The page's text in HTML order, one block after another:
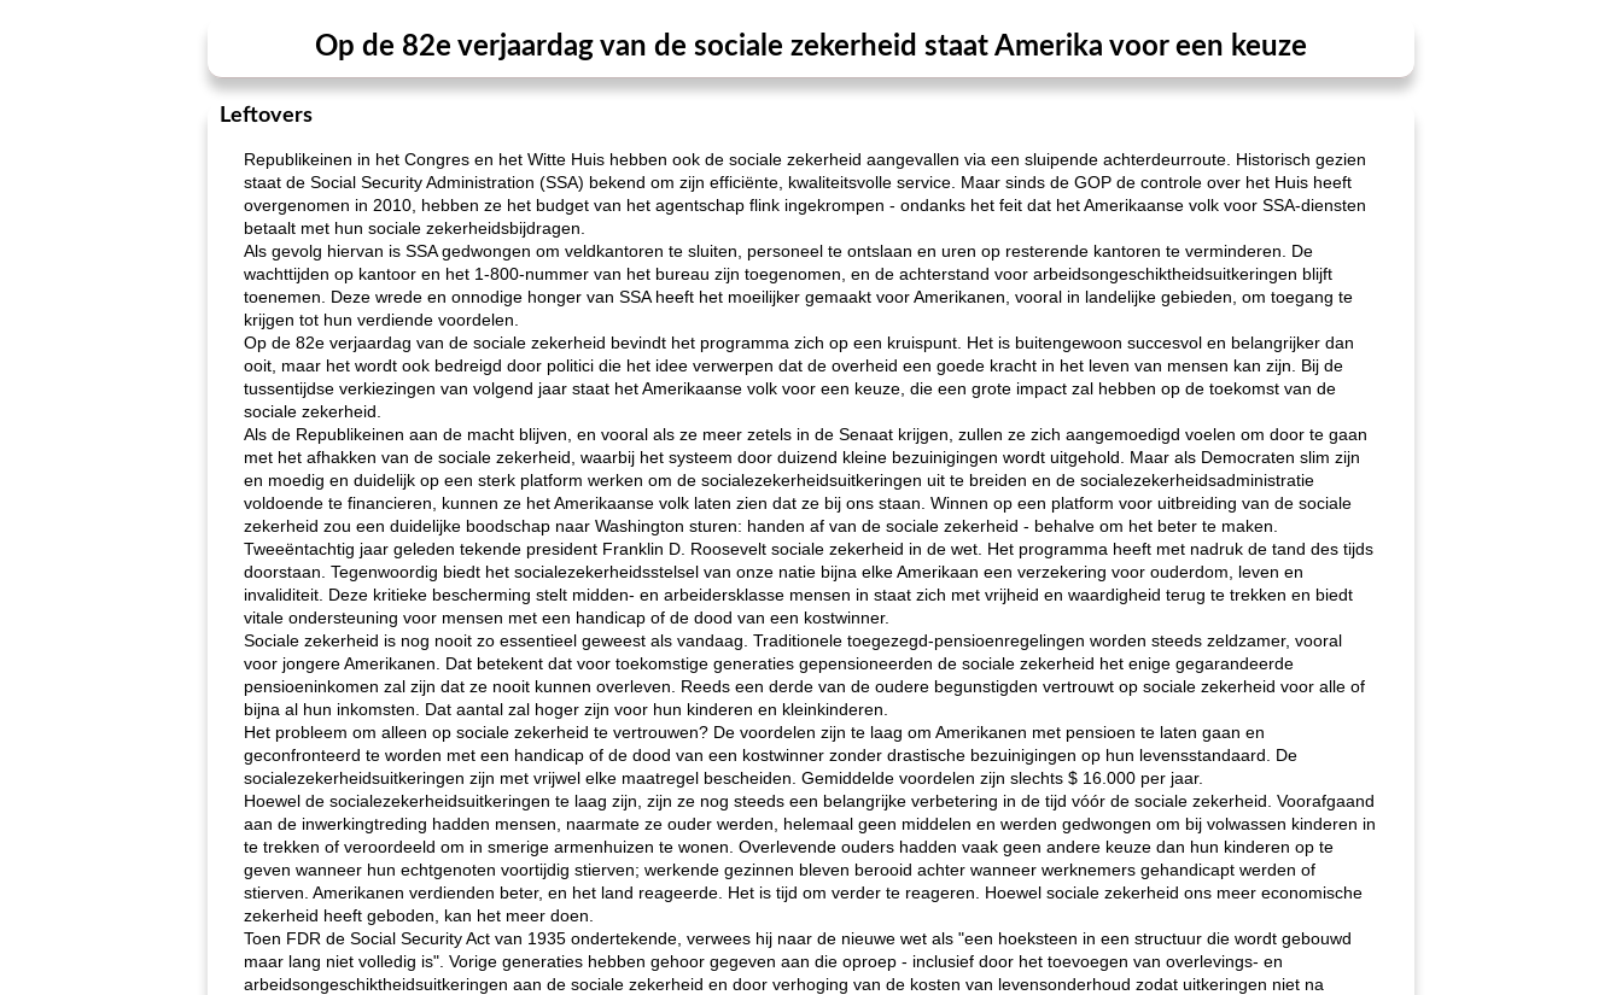
Op de 82e verjaardag van de sociale zekerheid staat Amerika voor een keuze
Leftovers
Republikeinen in het Congres en het Witte Huis hebben ook de sociale zekerheid aangevallen via een sluipende achterdeurroute. Historisch gezien
staat de Social Security Administration (SSA) bekend om zijn efficiënte, kwaliteitsvolle service. Maar sinds de GOP de controle over het Huis heeft
overgenomen in 2010, hebben ze het budget van het agentschap flink ingekrompen - ondanks het feit dat het Amerikaanse volk voor SSA-diensten
betaalt met hun sociale zekerheidsbijdragen.
Als gevolg hiervan is SSA gedwongen om veldkantoren te sluiten, personeel te ontslaan en uren op resterende kantoren te verminderen. De
wachttijden op kantoor en het 1-800-nummer van het bureau zijn toegenomen, en de achterstand voor arbeidsongeschiktheidsuitkeringen blijft
toenemen. Deze wrede en onnodige honger van SSA heeft het moeilijker gemaakt voor Amerikanen, vooral in landelijke gebieden, om toegang te
krijgen tot hun verdiende voordelen.
Op de 82e verjaardag van de sociale zekerheid bevindt het programma zich op een kruispunt. Het is buitengewoon succesvol en belangrijker dan
ooit, maar het wordt ook bedreigd door politici die het idee verwerpen dat de overheid een goede kracht in het leven van mensen kan zijn. Bij de
tussentijdse verkiezingen van volgend jaar staat het Amerikaanse volk voor een keuze, die een grote impact zal hebben op de toekomst van de
sociale zekerheid.
Als de Republikeinen aan de macht blijven, en vooral als ze meer zetels in de Senaat krijgen, zullen ze zich aangemoedigd voelen om door te gaan
met het afhakken van de sociale zekerheid, waarbij het systeem door duizend kleine bezuinigingen wordt uitgehold. Maar als Democraten slim zijn
en moedig en duidelijk op een sterk platform werken om de socialezekerheidsuitkeringen uit te breiden en de socialezekerheidsadministratie
voldoende te financieren, kunnen ze het Amerikaanse volk laten zien dat ze bij ons staan. Winnen op een platform voor uitbreiding van de sociale
zekerheid zou een duidelijke boodschap naar Washington sturen: handen af ​​van de sociale zekerheid - behalve om het beter te maken.
Tweeëntachtig jaar geleden tekende president Franklin D. Roosevelt sociale zekerheid in de wet. Het programma heeft met nadruk de tand des tijds
doorstaan. Tegenwoordig biedt het socialezekerheidsstelsel van onze natie bijna elke Amerikaan een verzekering voor ouderdom, leven en
invaliditeit. Deze kritieke bescherming stelt midden- en arbeidersklasse mensen in staat zich met vrijheid en waardigheid terug te trekken en biedt
vitale ondersteuning voor mensen met een handicap of de dood van een kostwinner.
Sociale zekerheid is nog nooit zo essentieel geweest als vandaag. Traditionele toegezegd-pensioenregelingen worden steeds zeldzamer, vooral
voor jongere Amerikanen. Dat betekent dat voor toekomstige generaties gepensioneerden de sociale zekerheid het enige gegarandeerde
pensioeninkomen zal zijn dat ze nooit kunnen overleven. Reeds een derde van de oudere begunstigden vertrouwt op sociale zekerheid voor alle of
bijna al hun inkomsten. Dat aantal zal hoger zijn voor hun kinderen en kleinkinderen.
Het probleem om alleen op sociale zekerheid te vertrouwen? De voordelen zijn te laag om Amerikanen met pensioen te laten gaan en
geconfronteerd te worden met een handicap of de dood van een kostwinner zonder drastische bezuinigingen op hun levensstandaard. De
socialezekerheidsuitkeringen zijn met vrijwel elke maatregel bescheiden. Gemiddelde voordelen zijn slechts $ 16.000 per jaar.
Hoewel de socialezekerheidsuitkeringen te laag zijn, zijn ze nog steeds een belangrijke verbetering in de tijd vóór de sociale zekerheid. Voorafgaand
aan de inwerkingtreding hadden mensen, naarmate ze ouder werden, helemaal geen middelen en werden gedwongen om bij volwassen kinderen in
te trekken of veroordeeld om in smerige armenhuizen te wonen. Overlevende ouders hadden vaak geen andere keuze dan hun kinderen op te
geven wanneer hun echtgenoten voortijdig stierven; werkende gezinnen bleven berooid achter wanneer werknemers gehandicapt werden of
stierven. Amerikanen verdienden beter, en het land reageerde. Het is tijd om verder te reageren. Hoewel sociale zekerheid ons meer economische
zekerheid heeft geboden, kan het meer doen.
Toen FDR de Social Security Act van 1935 ondertekende, verwees hij naar de nieuwe wet als "een hoeksteen in een structuur die wordt gebouwd
maar lang niet volledig is". Vorige generaties hebben gehoor gegeven aan die oproep - inclusief door het toevoegen van overlevings- en
arbeidsongeschiktheidsuitkeringen aan de sociale zekerheid en door verhoging van de kosten van levensonderhoud zodat uitkeringen niet na